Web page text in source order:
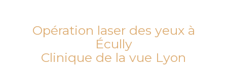
Opération laser des yeux à
Écully
Clinique de la vue Lyon